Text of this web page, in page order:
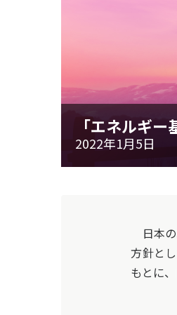
「エネルギ
2022年1月5日
日本
方針と
もとに